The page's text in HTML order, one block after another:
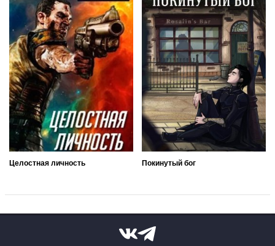
Целостная личность Покинутый бог